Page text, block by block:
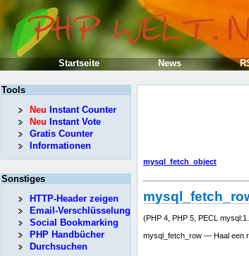
mysql_fetch_object
(PHP 4, PHP 5, PECL
mysql_fetch_row — Haal een
Tools
Neu Instant Counter
Neu Instant Vote
Gratis Counter
Informationen
Sonstiges
HTTP-Header zeigen
Email-Verschlüsselung
Social Bookmarking
PHP Handbücher
Durchsuchen
Startseite News